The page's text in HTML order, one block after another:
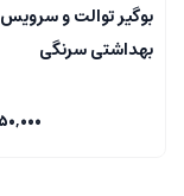
بوگیر توالت و سرویس
بهداشتی سرنگی